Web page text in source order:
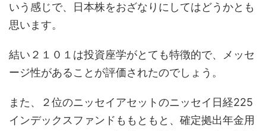
いう感じで、日本株をおざなりにしてはどうかとも
思います。
結い２１０１は投資座学がとても特徴的で、メッセ
ージ性があることが評価されたのでしょう。
また、２位のニッセイアセットのニッセイ日経225
インデックスファンドももともと、確定拠出年金用